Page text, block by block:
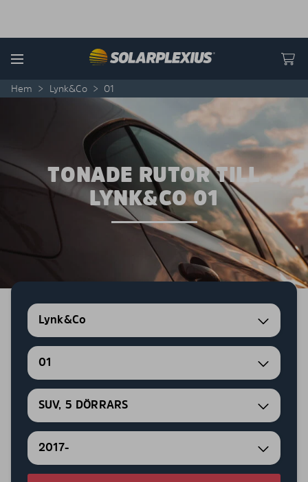
Menu
Hem > Lynk&Co > 01
TONADE RUTOR TILL
LYNK&CO 01
Lynk&Co
01
SUV, 5 DÖRRARS
2017-